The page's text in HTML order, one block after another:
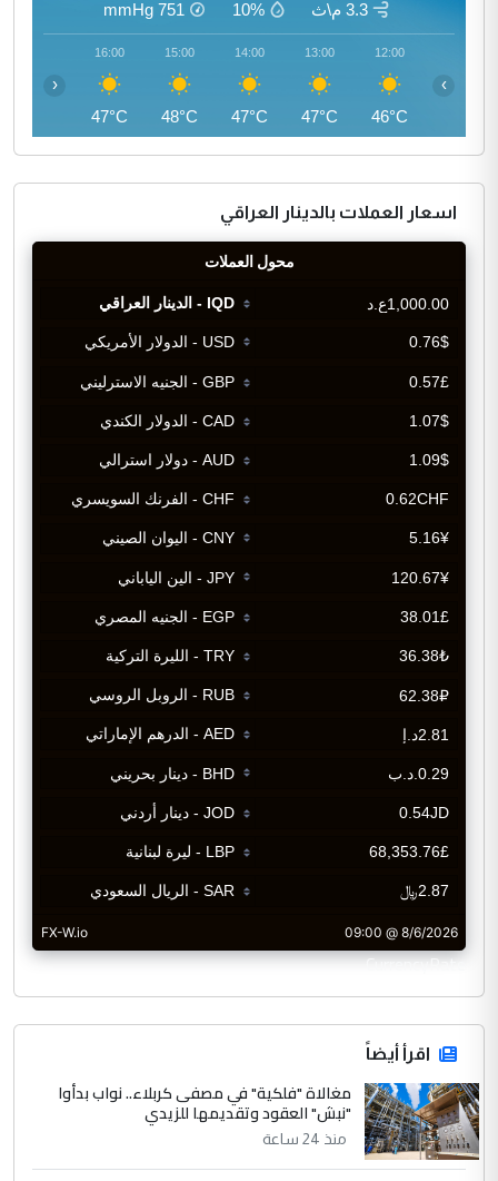
3.3 م\ث 10%
751
mmHg
12:00
46°C
13:00
47°C
14:00
47°C
15:00
48°C
16:00
47°C
‹ ›
اسعار العملات بالدينار العراقي
CurrencyRate
اقرأ أيضاً
مغالاة "فلكية" في مصفى كربلاء.. نواب بدأوا
"نبش" العقود وتقديمها للزيدي
منذ 24 ساعة